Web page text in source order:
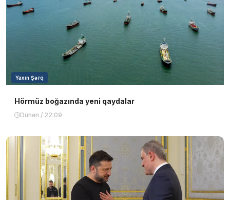
Yaxın Şərq
Hörmüz boğazında yeni qaydalar
Dünən / 22:09